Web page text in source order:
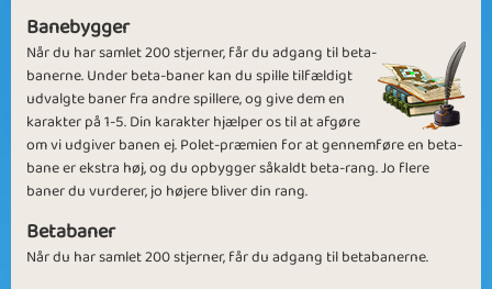
Levels of Voodoo
Friend of Friends Collecting stars
Banebygger
Når du har samlet 200 stjerner, får du adgang til beta-
banerne. Under beta-baner kan du spille tilfældigt
udvalgte baner fra andre spillere, og give dem en
karakter på 1-5. Din karakter hjælper os til at afgøre
om vi udgiver banen ej. Polet-præmien for at gennemføre en beta-
bane er ekstra høj, og du opbygger såkaldt beta-rang. Jo flere
baner du vurderer, jo højere bliver din rang.
Betabaner
Når du har samlet 200 stjerner, får du adgang til betabanerne.